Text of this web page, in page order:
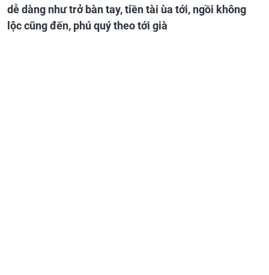
dễ dàng như trở bàn tay, tiền tài ùa tới, ngồi không
lộc cũng đến, phú quý theo tới già